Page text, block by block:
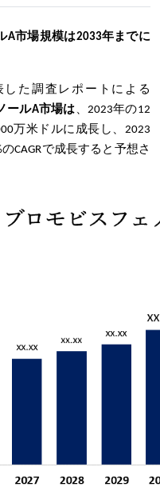
A市場規模は2033年までに
した調査レポートによる
ールA市場は 、2023年の12
万米ドルに成長し、2023
CAGRで成長すると予想さ